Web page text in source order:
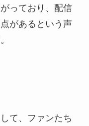
っており、配信
があるという声
て、ファンたち